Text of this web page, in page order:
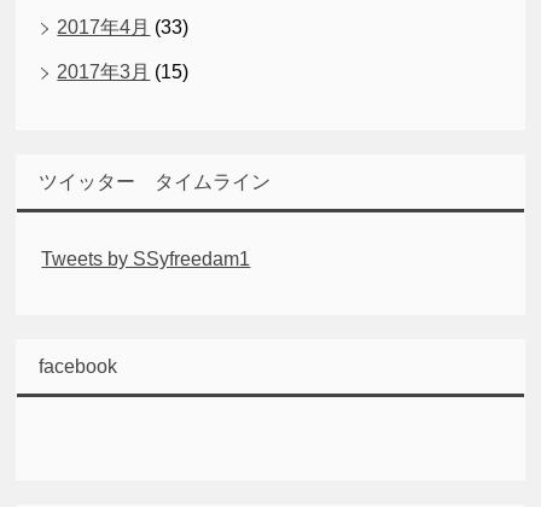
2017年4月 (33)
2017年3月 (15)
ツイッター タイムライン
Tweets by SSyfreedam1
facebook